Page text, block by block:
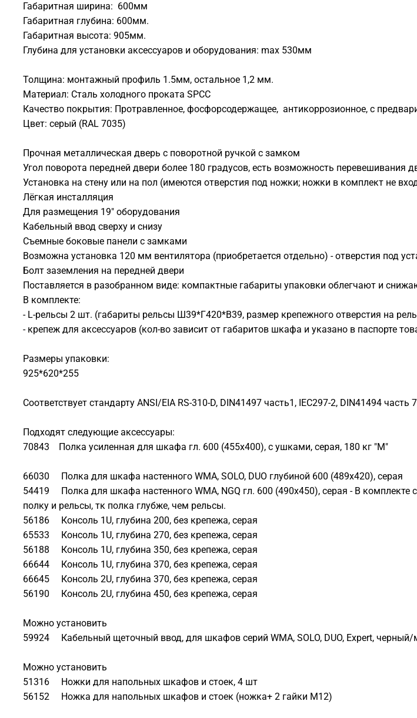
Габаритная ширина: 600мм
Габаритная глубина: 600мм.
Габаритная высота: 905мм.
Глубина для установки аксессуаров и оборудования: max 530мм
Толщина: монтажный профиль 1.5мм, остальное 1,2 мм.
Материал: Сталь холодного проката SPCC
Качество покрытия: Протравленное, фосфорсодержащее, антикоррозионное, с
Цвет: серый (RAL 7035)
Прочная металлическая дверь с поворотной ручкой с замком
Угол поворота передней двери более 180 градусов, есть возможность перевешивания
Установка на стену или на пол (имеются отверстия под ножки; ножки в комплект не
Лёгкая инсталляция
Для размещения 19" оборудования
Кабельный ввод сверху и снизу
Съемные боковые панели с замками
Возможна установка 120 мм вентилятора (приобретается отдельно) - отверстия под
Болт заземления на передней двери
Поставляется в разобранном виде: компактные габариты упаковки облегчают и
В комплекте:
- L-рельсы 2 шт. (габариты рельсы Ш39*Г420*В39, размер крепежного отверстия на
- крепеж для аксессуаров (кол-во зависит от габаритов шкафа и указано в паспорте
Размеры упаковки:
925*620*255
Соответствует стандарту ANSI/EIA RS-310-D, DIN41497 часть1, IEC297-2, DIN41494 часть
Подходят следующие аксессуары:
70843 Полка усиленная для шкафа гл. 600 (455x400), с ушками, серая, 180 кг "M"
66030 Полка для шкафа настенного WMA, SOLO, DUO глубиной 600 (489х420), серая
54419 Полка для шкафа настенного WMA, NGQ гл. 600 (490x450), серая - В
полку и рельсы, тк полка глубже, чем рельсы.
56186 Консоль 1U, глубина 200, без крепежа, серая
65533 Консоль 1U, глубина 270, без крепежа, серая
56188 Консоль 1U, глубина 350, без крепежа, серая
66644 Консоль 1U, глубина 370, без крепежа, серая
66645 Консоль 2U, глубина 370, без крепежа, серая
56190 Консоль 2U, глубина 450, без крепежа, серая
Можно установить
59924 Кабельный щеточный ввод, для шкафов серий WMA, SOLO, DUO, Expert, черный/
Можно установить
51316 Ножки для напольных шкафов и стоек, 4 шт
56152 Ножка для напольных шкафов и стоек (ножка+ 2 гайки М12)